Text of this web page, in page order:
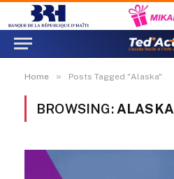
Home » Posts Tagged "Alaska"
BROWSING: ALASKA